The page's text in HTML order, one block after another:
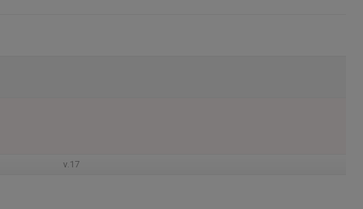
v.17